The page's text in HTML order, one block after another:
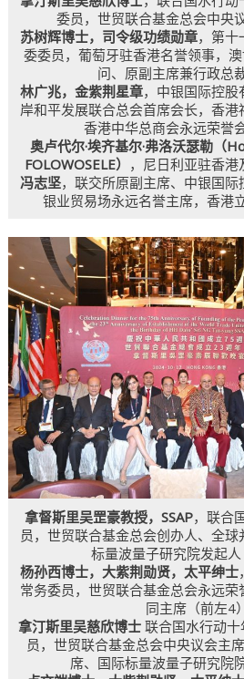
委员，世贸联合基金总会中央
苏树辉博士，司令级功绩勋章，第十
委委员，葡萄牙驻香港名誉领事，
问、原副主席兼行政总
林广兆，金紫荆星章，中银国际控股
岸和平发展联合总会首席会长，香港
香港中华总商会永远荣誉
奥卢代尔·埃齐基尔·弗洛沃瑟勒（
FOLOWOSELE） ，尼日利亚驻香港
冯志坚，联交所原副主席、中银国
银业贸易场永远名誉主席，香港
拿督斯里吴罡豪教授，SSAP，联合
员，世贸联合基金总会创办人、全
标量波量子研究院发起人
杨孙西博士，大紫荆勋贤，太平绅士
常务委员，世贸联合基金总会永远
同主席（前左4
拿汀斯里吴慈欣博士联合国水行动十
员，世贸联合基金总会中央议会主
席、国际标量波量子研究院